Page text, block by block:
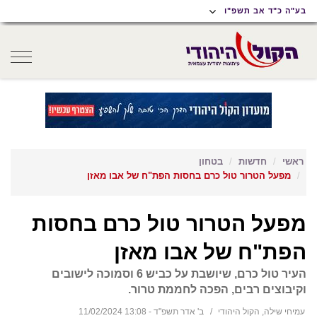
תפריט
נגישות
תפריט
ראשי
תוכן
ראשי
בע"ה כ"ד אב תשפ"ו
ראשי חדשות
בטחון
מפעל הטרור טול כרם בחסות הפת"ח של אבו מאזן
מפעל הטרור טול כרם בחסות
הפת"ח של אבו מאזן
העיר טול כרם, שיושבת על כביש 6 וסמוכה לישובים
וקיבוצים רבים, הפכה לחממת טרור.
עמיחי שילה, הקול היהודי ב' אדר תשפ"ד - 13:08 11/02/2024